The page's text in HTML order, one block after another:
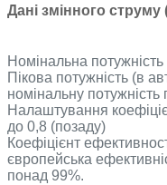
Дані змінного струму
Номінальна потужність
Пікова потужність (в
номінальну
Налаштування
до 0,8 (позаду)
Коефіцієнт
європейська
понад 99%.